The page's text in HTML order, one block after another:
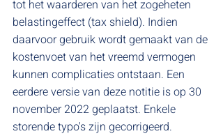
tot het waarderen van het zogeheten
belastingeffect (tax shield). Indien
daarvoor gebruik wordt gemaakt van de
kostenvoet van het vreemd vermogen
kunnen complicaties ontstaan. Een
eerdere versie van deze notitie is op 30
november 2022 geplaatst. Enkele
storende typo's zijn gecorrigeerd.